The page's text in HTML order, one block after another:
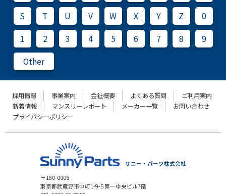
S
T U V W X Y Z
0
1
2 3 4 5 6 7 8
9
Other
採用情報 事業案内 会社概要 よくある質問
ご利用案内
新着情報
マンスリーレポート メーカー一覧
お問い合わせ
プライバシーポリシー
サニー・パーツ株式会社
〒180-0006
東京都武蔵野市中町1-9-5 第一中央ビル7階